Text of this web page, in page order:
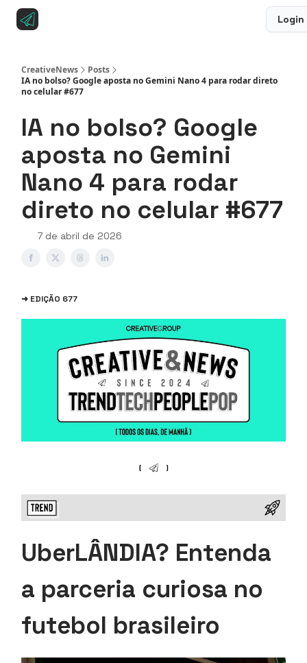
Login
CreativeNews
Posts
IA no bolso? Google aposta no Gemini Nano 4 para rodar direto
no celular #677
IA no bolso? Google
aposta no Gemini
Nano 4 para rodar
direto no celular #677
7 de abril de 2026
➜ EDIÇÃO 677
UberLÂNDIA? Entenda
a parceria curiosa no
futebol brasileiro